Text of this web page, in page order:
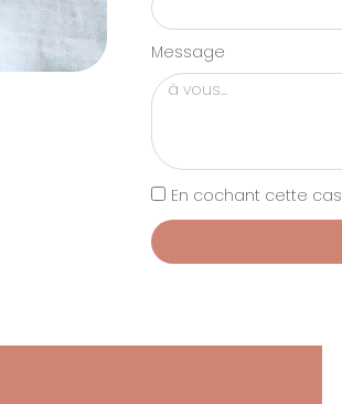
Message
En cochant cette